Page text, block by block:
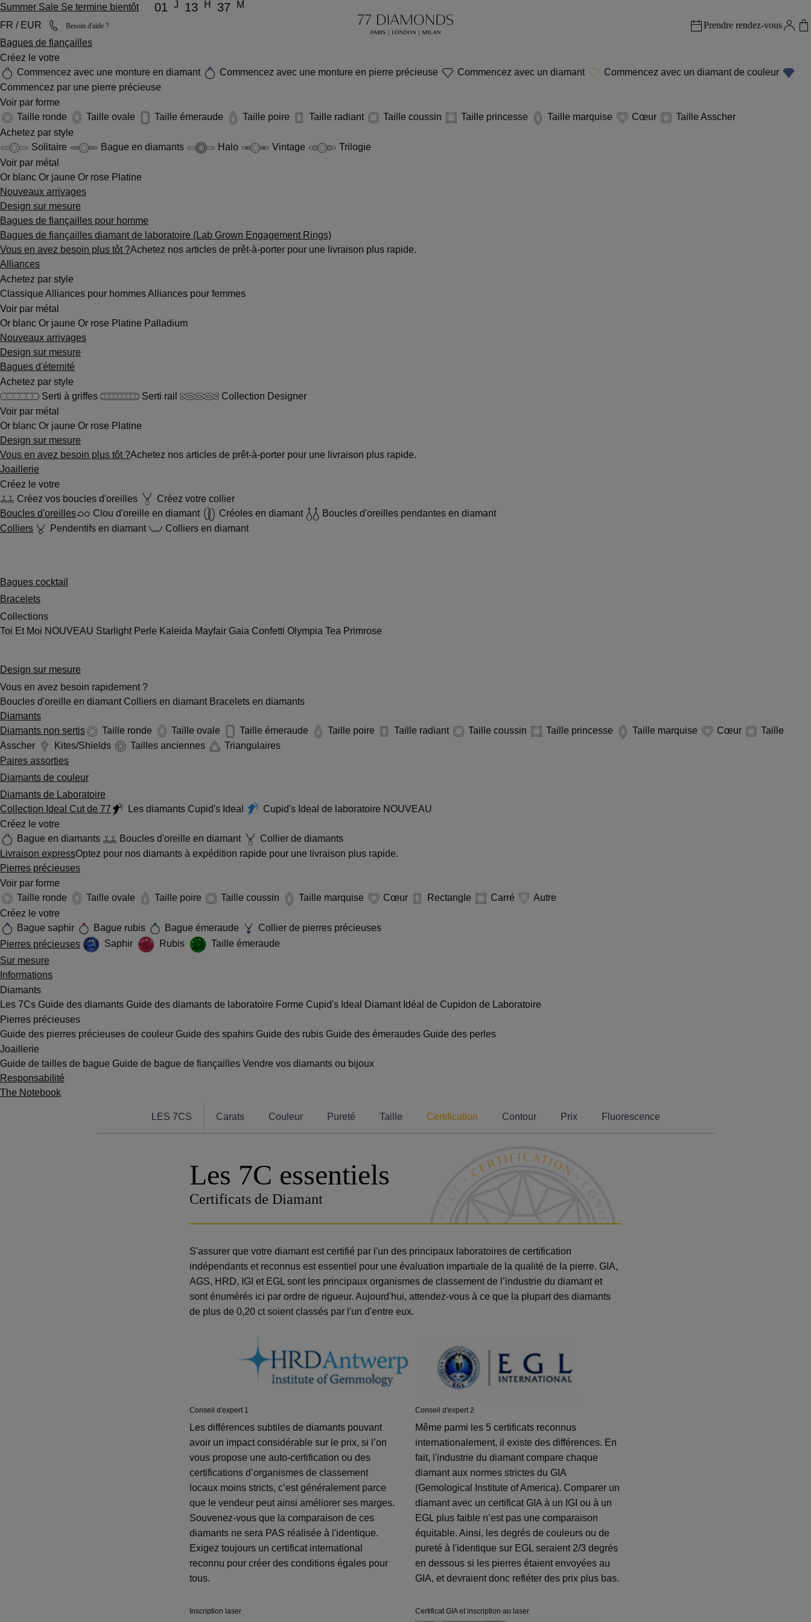
Summer Sale Se termine bientôt 01 J 13 H 37
M
FR / EUR
Besoin d'aide ?
Prendre rendez-vous
Bagues de fiançailles
Créez le votre
Commencez avec une monture en diamant
Commencez avec une monture en pierre précieuse Commencez avec un diamant
Commencez avec un diamant de couleur
Commencez par une pierre précieuse
Voir par forme
Taille ronde
Taille ovale Taille émeraude Taille poire Taille radiant Taille coussin Taille princesse Taille marquise Cœur
Taille Asscher
Achetez par style
Solitaire
Bague en diamants Halo Vintage
Trilogie
Voir par métal
Or blanc Or jaune Or rose Platine
Nouveaux arrivages
Design sur mesure
Bagues de fiançailles pour homme
Bagues de fiançailles diamant de laboratoire (Lab Grown Engagement Rings)
Vous en avez besoin plus tôt ?Achetez nos articles de prêt-à-porter pour une livraison plus rapide.
Alliances
Achetez par style
Classique Alliances pour hommesAlliances pour femmes
Voir par métal
Or blanc Or jaune Or rose Platine Palladium
Nouveaux arrivages
Design sur mesure
Bagues d'éternité
Achetez par style
Serti à griffes
Serti rail
Collection Designer
Voir par métal
Or blanc Or jaune Or rose Platine
Design sur mesure
Vous en avez besoin plus tôt ?Achetez nos articles de prêt-à-porter pour une livraison plus rapide.
Joaillerie
Créez le votre
Créez vos boucles d'oreilles
Créez votre collier
Boucles d'oreilles
Clou d'oreille en diamant Créoles en diamant
Boucles d'oreilles pendantes en diamant
Colliers
Pendentifs en diamant Colliers en diamant
Bagues cocktail
Bracelets
Collections
Toi Et Moi NOUVEAU Starlight Perle Kaleida Mayfair Gaia Confetti Olympia Tea Primrose
Design sur mesure
Vous en avez besoin rapidement ?
Boucles d'oreille en diamant Colliers en diamant Bracelets en diamants
Diamants
Diamants non sertis
Taille ronde Taille ovale Taille émeraude Taille poire Taille radiant Taille coussin Taille princesse Taille marquise Cœur
Taille
Asscher
Kites/Shields Tailles anciennes
Triangulaires
Paires assorties
Diamants de couleur
Diamants de Laboratoire
Collection Ideal Cut de 77
Les diamants Cupid's Ideal Cupid's Ideal de laboratoire NOUVEAU
Créez le votre
Bague en diamants
Boucles d'oreille en diamant
Collier de diamants
Livraison expressOptez pour nos diamants à expédition rapide pour une livraison plus rapide.
Pierres précieuses
Voir par forme
Taille ronde
Taille ovale Taille poire Taille coussin Taille marquise Cœur Rectangle Carré
Autre
Créez le votre
Bague saphir
Bague rubis Bague émeraude
Collier de pierres précieuses
Pierres précieuses
Saphir Rubis
Taille émeraude
Sur mesure
Informations
Diamants
Les 7Cs Guide des diamants Guide des diamants de laboratoire Forme Cupid's Ideal
Diamant Idéal de Cupidon de Laboratoire
Pierres précieuses
Guide des pierres précieuses de couleur Guide des spahirs Guide des rubis Guide des émeraudes Guide des perles
Joaillerie
Guide de tailles de bague Guide de bague de fiançailles Vendre vos diamants ou bijoux
Responsabilité
The Notebook
LES 7CS Carats Couleur Pureté Taille Certification Contour Prix Fluorescence
Les 7C essentiels
Certificats de Diamant
S'assurer que votre diamant est certifié par l'un des principaux laboratoires de certification
indépendants et reconnus est essentiel pour une évaluation impartiale de la qualité de la pierre. GIA,
AGS, HRD, IGI et EGL sont les principaux organismes de classement de l’industrie du diamant et
sont énumérés ici par ordre de rigueur. Aujourd'hui, attendez-vous à ce que la plupart des diamants
de plus de 0,20 ct soient classés par l'un d'entre eux.
Conseil d'expert 1
Les différences subtiles de diamants pouvant
avoir un impact considérable sur le prix, si l’on
vous propose une auto-certification ou des
certifications d’organismes de classement
locaux moins stricts, c’est généralement parce
que le vendeur peut ainsi améliorer ses marges.
Souvenez-vous que la comparaison de ces
diamants ne sera PAS réalisée à l'identique.
Exigez toujours un certificat international
reconnu pour créer des conditions égales pour
tous.
Conseil d'expert 2
Même parmi les 5 certificats reconnus
internationalement, il existe des différences. En
fait, l'industrie du diamant compare chaque
diamant aux normes strictes du GIA
(Gemological Institute of America). Comparer un
diamant avec un certificat GIA à un IGI ou à un
EGL plus faible n’est pas une comparaison
équitable. Ainsi, les degrés de couleurs ou de
pureté à l'identique sur EGL seraient 2/3 degrés
en dessous si les pierres étaient envoyées au
GIA, et devraient donc refléter des prix plus bas.
Inscription laser Certificat GIA et inscription au laser